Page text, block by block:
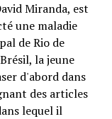
Miranda, est
une maladie
de Rio de
la jeune
d'abord dans
des articles
lequel il